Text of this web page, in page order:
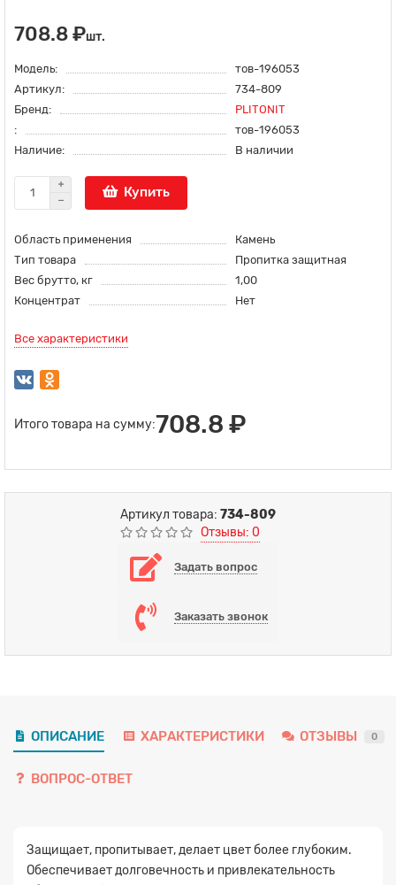
708.8 ₽шт.
Модель:
тов-196053
Артикул:
734-809
Бренд:
PLITONIT
:
тов-196053
Наличие:
В наличии
Купить
Область применения
Камень
Тип товара
Пропитка защитная
Вес брутто, кг
1,00
Концентрат
Нет
Все характеристики
Итого товара на сумму:708.8 ₽
Артикул товара: 734-809
Отзывы: 0
Задать вопрос
Заказать звонок
ОПИСАНИЕ ХАРАКТЕРИСТИКИ ОТЗЫВЫ 0
ВОПРОС-ОТВЕТ
Защищает, пропитывает, делает цвет более глубоким.
Обеспечивает долговечность и привлекательность
Заявка на расчет